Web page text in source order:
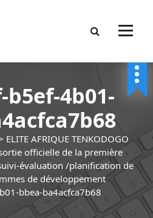
b5ef-4b01-
ELITE AFRIQUE TENKODOGO
officielle de la première
évaluation /planification de
de développement
bbea-ba4acfca7b68